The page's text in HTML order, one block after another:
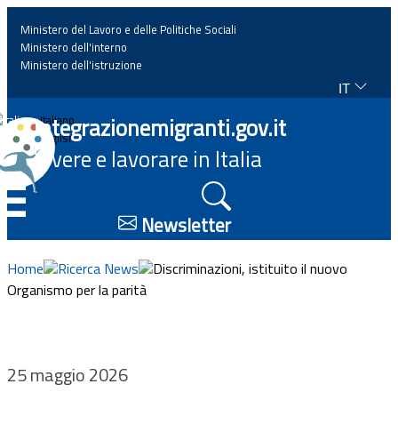
Home
News
Approfondimenti
Eventi
Progetti
Ministero del Lavoro e delle Politiche Sociali
Ministero dell'interno
Ministero dell'istruzione
IT
Italiano
English
Integrazionemigranti.gov.it
Vivere e lavorare in Italia
Newsletter
Home Ricerca News
Discriminazioni, istituito il nuovo
Organismo per la parità
25 maggio 2026